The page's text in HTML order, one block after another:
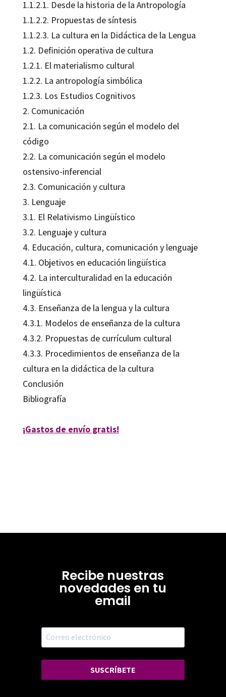
1.1.2.1. Desde la historia de la Antropología
1.1.2.2. Propuestas de síntesis
1.1.2.3. La cultura en la Didáctica de la Lengua
1.2. Definición operativa de cultura
1.2.1. El materialismo cultural
1.2.2. La antropología simbólica
1.2.3. Los Estudios Cognitivos
2. Comunicación
2.1. La comunicación según el modelo del
código
2.2. La comunicación según el modelo
ostensivo-inferencial
2.3. Comunicación y cultura
3. Lenguaje
3.1. El Relativismo Lingüístico
3.2. Lenguaje y cultura
4. Educación, cultura, comunicación y lenguaje
4.1. Objetivos en educación lingüística
4.2. La interculturalidad en la educación
lingüística
4.3. Enseñanza de la lengua y la cultura
4.3.1. Modelos de enseñanza de la cultura
4.3.2. Propuestas de currículum cultural
4.3.3. Procedimientos de enseñanza de la
cultura en la didáctica de la cultura
Conclusión
Bibliografía
¡Gastos de envío gratis!
Recibe nuestras
novedades en tu
email
SUSCRÍBETE